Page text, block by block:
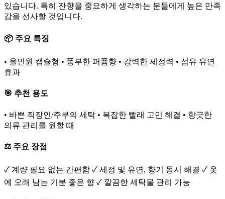
있습니다. 특히 잔향을 중요하게 생각하는 분들에게 높은 만족
감을 선사할 것입니다.
📦 주요 특징
• 올인원 캡슐형 • 풍부한 퍼퓸향 • 강력한 세정력 • 섬유 유연
효과
🎯 추천 용도
• 바쁜 직장인/주부의 세탁 • 복잡한 빨래 고민 해결 • 향긋한
의류 관리를 원할 때
⚖️ 주요 장점
✓ 계량 필요 없는 간편함 ✓ 세정 및 유연, 향기 동시 해결 ✓ 옷
에 오래 남는 기분 좋은 향 ✓ 깔끔한 세탁물 관리 가능